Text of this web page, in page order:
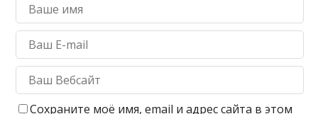
Сохраните моё имя, email и адрес сайта в этом